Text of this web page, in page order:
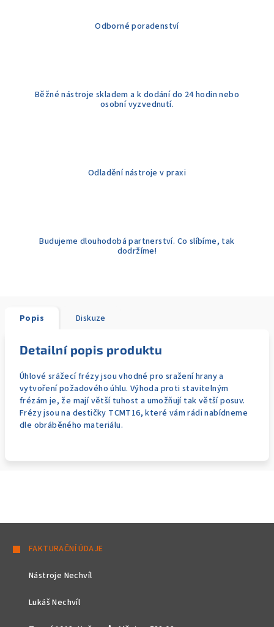
Odborné poradenství
Běžné nástroje skladem a k dodání do 24 hodin nebo
osobní vyzvednutí.
Odladění nástroje v praxi
Budujeme dlouhodobá partnerství. Co slíbíme, tak
dodržíme!
Popis Diskuze
Detailní popis produktu
Úhlové srážecí frézy jsou vhodné pro sražení hrany a
vytvoření požadového úhlu. Výhoda proti stavitelným
frézám je, že mají větší tuhost a umožňují tak větší posuv.
Frézy jsou na destičky TCMT16, které vám rádi nabídneme
dle obráběného materiálu.
FAKTURAČNÍ ÚDAJE
Nástroje Nechvíl
Lukáš Nechvíl